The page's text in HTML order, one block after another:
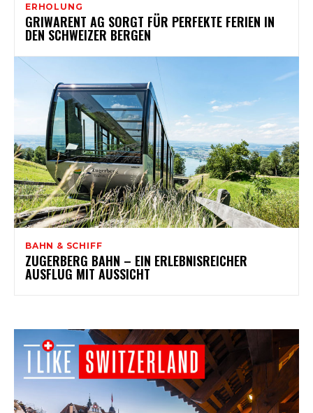
ERHOLUNG
GRIWARENT AG SORGT FÜR PERFEKTE FERIEN IN
DEN SCHWEIZER BERGEN
BAHN & SCHIFF
ZUGERBERG BAHN – EIN ERLEBNISREICHER
AUSFLUG MIT AUSSICHT